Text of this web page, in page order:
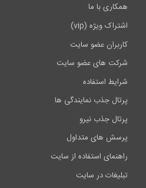
همکاری با ما
اشتراک ویژه (vip)
کاربران عضو سایت
شرکت های عضو سایت
شرایط استفاده
پرتال جذب نمایندگی ها
پرتال جذب نیرو
پرسش های متداول
راهنمای استفاده از سایت
تبلیغات در سایت